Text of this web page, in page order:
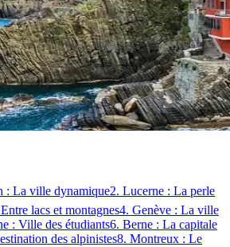
: La ville dynamique2. Lucerne : La perle
lacs et montagnes4. Genève : La ville
: Ville des étudiants6. Berne : La capitale
des alpinistes8. Montreux : Le